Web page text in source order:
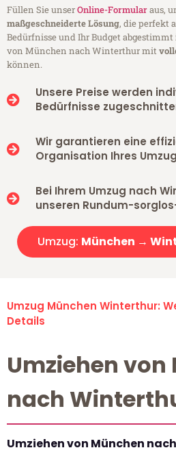
Füllen Sie unserOnline-Formularaus,
maßgeschneiderte Lösung, die perfekt
Bedürfnisse und Ihr Budget abgestimmt
von München nach Winterthur mit
können.
Unsere Preise werden
Bedürfnisse
Wir garantieren eine
Organisation Ihres
Bei Ihrem Umzug nach
unseren Rundum-
Umzug: München →
Umzug München Winterthur:
Details
Umziehen von
nach
Umziehen von München